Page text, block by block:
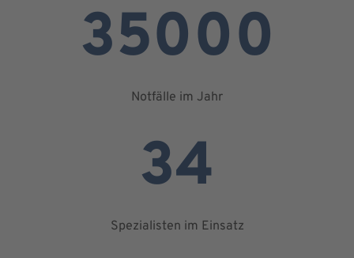
35000
Notfälle im Jahr
34
Spezialisten im Einsatz